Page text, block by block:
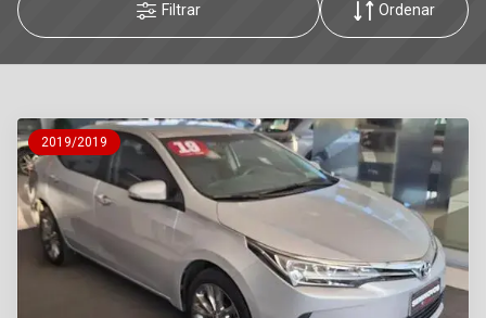
Filtrar Ordenar
2019/2019